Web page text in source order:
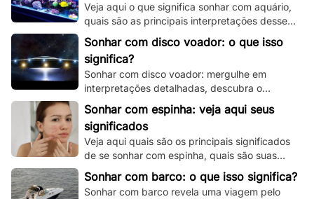
Veja aqui o que significa sonhar com aquário,
quais são as principais interpretações desse
sonho e muito mais. Clique e fique por dentro.
Sonhar com disco voador: o que isso
significa?
Sonhar com disco voador: mergulhe em
interpretações detalhadas, descubra o
significado espiritual e psicológico e todas as
variações!
Sonhar com espinha: veja aqui seus
significados
Veja aqui quais são os principais significados
de se sonhar com espinha, quais são suas
principais variações e muito mais.
Sonhar com barco: o que isso significa?
Sonhar com barco revela uma viagem pelo